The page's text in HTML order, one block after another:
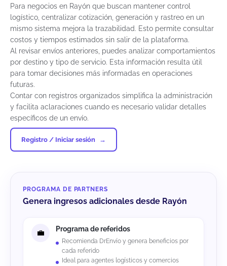
Para negocios en Rayón que buscan mantener control
logístico, centralizar cotización, generación y rastreo en un
mismo sistema mejora la trazabilidad. Esto permite consultar
costos y tiempos estimados sin salir de la plataforma.
Al revisar envíos anteriores, puedes analizar comportamientos
por destino y tipo de servicio. Esta información resulta útil
para tomar decisiones más informadas en operaciones
futuras.
Contar con registros organizados simplifica la administración
y facilita aclaraciones cuando es necesario validar detalles
específicos de un envío.
Registro / Iniciar sesión
PROGRAMA DE PARTNERS
Genera ingresos adicionales desde Rayón
Programa de referidos
Recomienda DrEnvío y genera beneficios por
cada referido
Ideal para agentes logísticos y comercios